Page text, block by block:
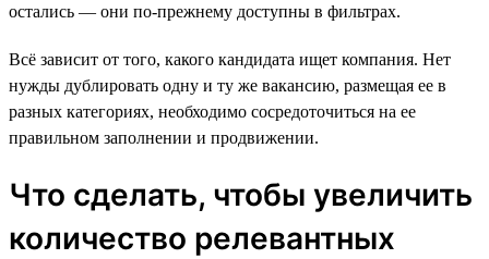
остались — они по-прежнему доступны в фильтрах.
Всё зависит от того, какого кандидата ищет компания. Нет
нужды дублировать одну и ту же вакансию, размещая ее в
разных категориях, необходимо сосредоточиться на ее
правильном заполнении и продвижении.
Что сделать, чтобы увеличить
количество релевантных